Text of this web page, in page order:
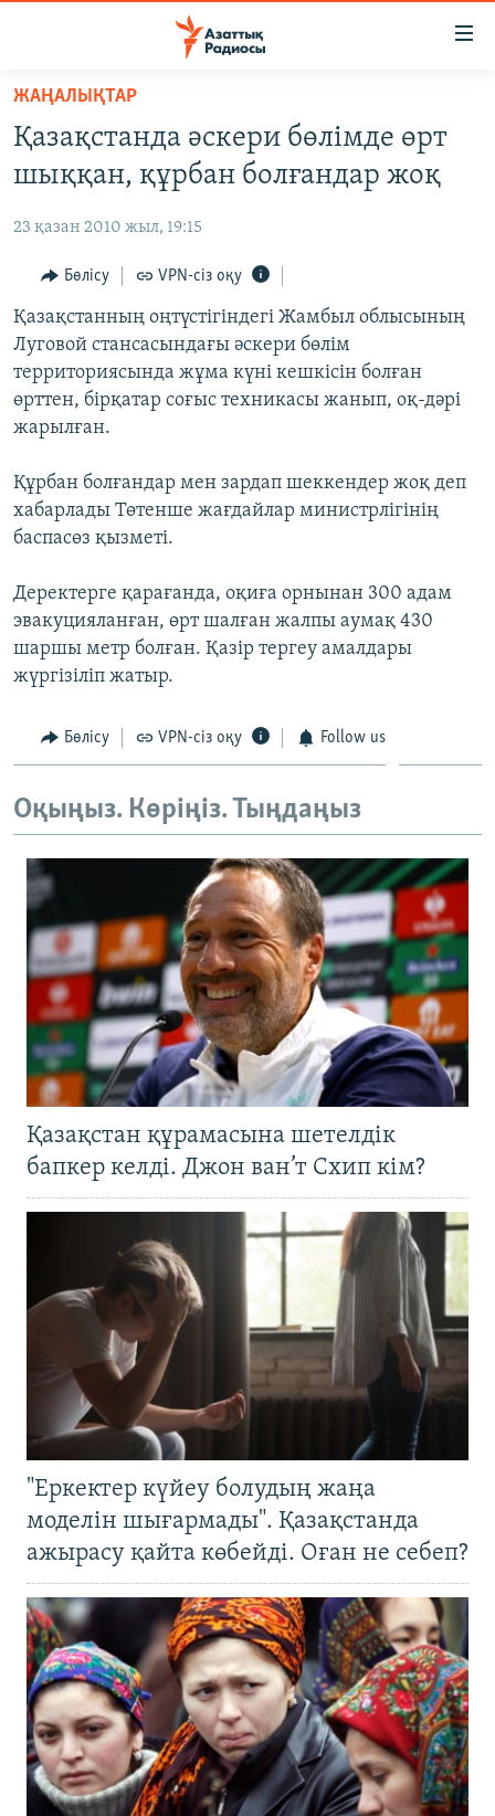
Skip
main
content
to
Navigation
Skip
Search
САЯСАТ
ҚАҢТАР ОҚИҒАСЫ
АДАМ ҚҰҚЫҚТАРЫ
ӘЛЕУМЕТ
ӘЛЕМ
АРНАЙЫ ЖОБАЛАР
ЖАЗЫЛЫҢЫЗ
Басқа тілдерде
ЖАҢАЛЫҚТАР
Қазақстанда әскери бөлімде өрт
шыққан, құрбан болғандар жоқ
23 қазан 2010 жыл, 19:15
Бөлісу VPN-сіз оқу
Қазақстанның оңтүстігіндегі Жамбыл облысының
Луговой стансасындағы әскери бөлім
территориясында жұма күні кешкісін болған
өрттен, бірқатар соғыс техникасы жанып, оқ-дәрі
жарылған.
Құрбан болғандар мен зардап шеккендер жоқ деп
хабарлады Төтенше жағдайлар министрлігінің
баспасөз қызметі.
Деректерге қарағанда, оқиға орнынан 300 адам
эвакуцияланған, өрт шалған жалпы аумақ 430
шаршы метр болған. Қазір тергеу амалдары
жүргізіліп жатыр.
Бөлісу VPN-сіз оқу Follow us
Оқыңыз. Көріңіз. Тыңдаңыз
Қазақстан құрамасына шетелдік
бапкер келді. Джон ван’т Схип кім?
"Еркектер күйеу болудың жаңа
моделін шығармады". Қазақстанда
ажырасу қайта көбейді. Оған не себеп?